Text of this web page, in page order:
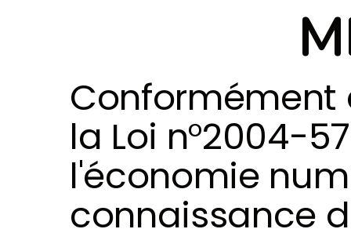
Conformément
la Loi n°2004-
l'économie